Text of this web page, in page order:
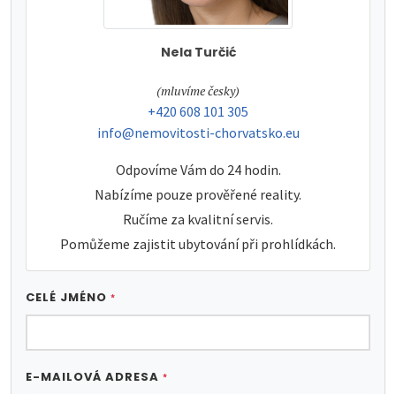
Nela Turčić
tel:
(mluvíme česky)
tel:
+420 608 101 305
e-mail:
info@nemovitosti-chorvatsko.eu
Odpovíme Vám do 24 hodin.
Nabízíme pouze prověřené reality.
Ručíme za kvalitní servis.
Pomůžeme zajistit ubytování při prohlídkách.
CELÉ JMÉNO *
E-MAILOVÁ ADRESA *